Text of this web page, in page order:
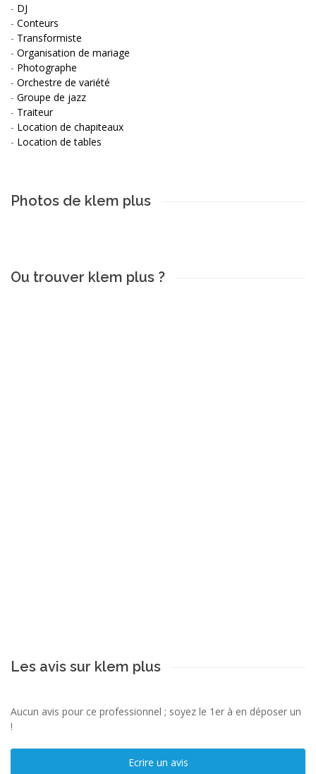
- DJ
- Conteurs
- Transformiste
- Organisation de mariage
- Photographe
- Orchestre de variété
- Groupe de jazz
- Traiteur
- Location de chapiteaux
- Location de tables
Photos de klem plus
Ou trouver klem plus ?
Les avis sur klem plus
Aucun avis pour ce professionnel ; soyez le 1er à en déposer un
!
Ecrire un avis